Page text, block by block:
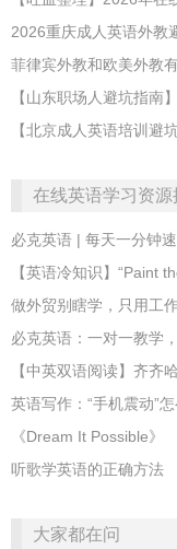
菲律宾外教和欧美外教
在线英语学习资源
必克英语 | 每天一分钟
【英语冷知识】“Paint
做外贸别瞎学，只用工
必克英语：一对一教学
【中英双语阅读】齐齐
英语写作：“手机震动”
《Dream It Possible》
听歌学英语的正确方法
大家都在问